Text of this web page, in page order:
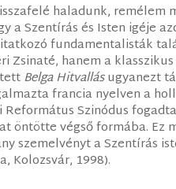
haladunk, remélem
a Szentírás és Isten igéje
fundamentalisták
Zsinaté, hanem a
Belga Hitvallásugyanezt
francia nyelven a
Református Szinódus
öntötte végső formába. Ez
szemelvényt a Szentírás
Kolozsvár, 1998).